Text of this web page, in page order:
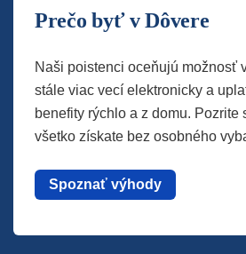
Prečo byť v Dôvere
Naši poistenci oceňujú možnosť
stále viac vecí elektronicky a
benefity rýchlo a z domu. Pozrite
všetko získate bez osobného
Spoznať výhody